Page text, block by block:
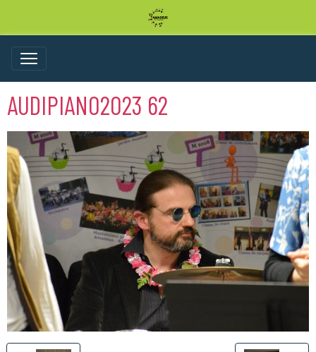
AUDIPIANO2023 62